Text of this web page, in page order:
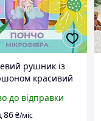
рушник із
красивий
практичний
пончо для дітей
до відправки
86 ₴/міс